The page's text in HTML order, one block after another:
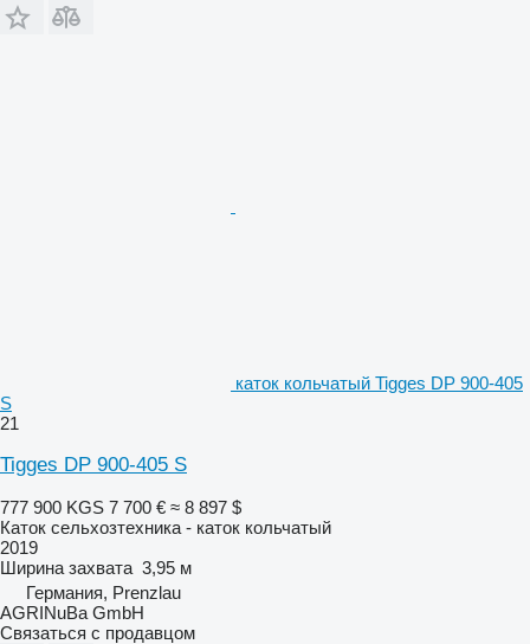
каток кольчатый Tigges DP 900-405
S
21
Tigges DP 900-405 S
777 900 KGS 7 700 € ≈ 8 897 $
Каток сельхозтехника - каток кольчатый
2019
Ширина захвата 3,95 м
Германия, Prenzlau
AGRINuBa GmbH
Связаться с продавцом